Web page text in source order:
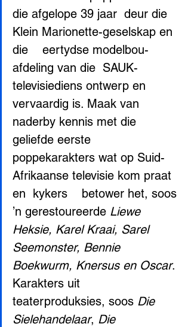
die afgelope 39 jaar  deur die
Klein Marionette-geselskap en
die    eertydse modelbou-
afdeling van die  SAUK-
televisiediens ontwerp en
vervaardig is. Maak van
naderby kennis met die
geliefde eerste
poppekarakters wat op Suid-
Afrikaanse televisie kom praat
en  kykers    betower het, soos
’n gerestoureerde Liewe
Heksie, Karel Kraai, Sarel
Seemonster, Bennie
Boekwurm, Knersus en Oscar.
Karakters uit
teaterproduksies, soos Die
Sielehandelaar, Die